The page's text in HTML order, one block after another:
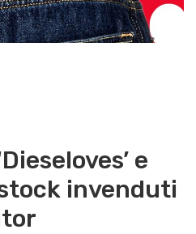
e
invenduti